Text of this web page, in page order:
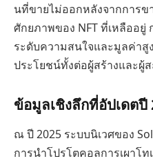
นที่ขายไม่ออกหลังจากการ
ศักยภาพของ NFT ที่เหลืออ
ระดับความสนใจและมูลค่าสู
ประโยชน์ทั้งต่อผู้สร้างและผู้
ข้อมูลเชิงลึกที่อัปเดตปี
ณ ปี 2025 ระบบนิเวศของ
การนำโปรโตคอลการเผาโ